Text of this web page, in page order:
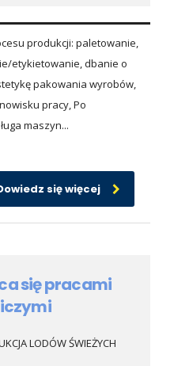
produkcji: paletowanie,
etykietowanie, dbanie o
pakowania wyrobów,
pracy, Po
maszyn...
się więcej
się pracami
LODÓW ŚWIEŻYCH